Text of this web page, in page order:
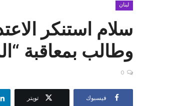
لبنان
سلام استنكر
وطالب بمعاقبة
0
فيسبوك تويتر